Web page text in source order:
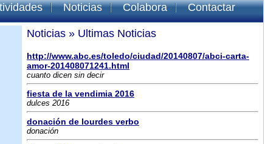
Noticias Colabora Contactar
Noticias » Ultimas Noticias
http://www.abc.es/toledo/ciudad/20140807/abci-carta-
amor-201408071241.html
cuanto dicen sin decir
fiesta de la vendimia 2016
dulces 2016
donación de lourdes verbo
donación